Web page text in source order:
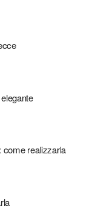
come realizzarla